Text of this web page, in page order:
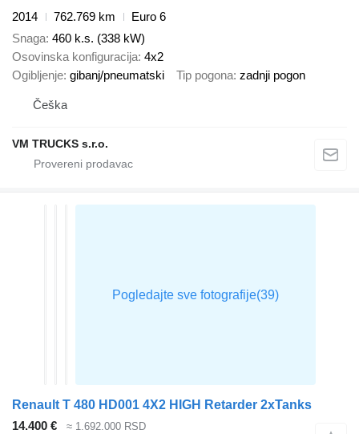
2014
762.769 km
Euro 6
Snaga 460 k.s. (338 kW)
Osovinska konfiguracija 4x2
Ogibljenje gibanj/pneumatski Tip pogona zadnji pogon
Češka
VM TRUCKS s.r.o.
Renault T 480 HD001 4X2 HIGH Retarder 2xTanks
14.400 €
≈ 1.692.000 RSD